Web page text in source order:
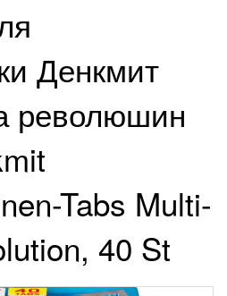
Денкмит
революшин
Tabs Multi-
40 St